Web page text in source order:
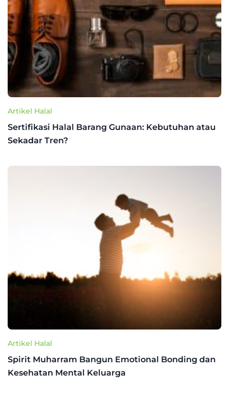
Artikel Halal
Sertifikasi Halal Barang Gunaan: Kebutuhan atau
Sekadar Tren?
Artikel Halal
Spirit Muharram Bangun Emotional Bonding dan
Kesehatan Mental Keluarga